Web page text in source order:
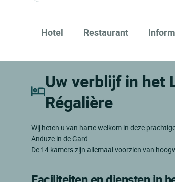
Hotel Restaurant
Uw verblijf in het
Régalière
Wij heten u van harte welkom in deze
Anduze in de Gard.
De 14 kamers zijn allemaal voorzien van